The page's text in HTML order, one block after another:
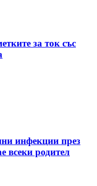
за ток със
инфекции през
всеки родител